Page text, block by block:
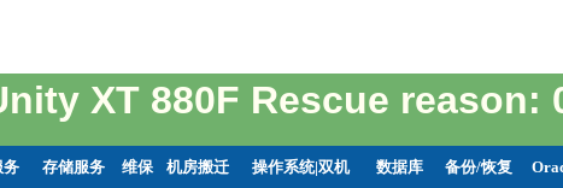
XT 880F Rescue reason:
务 存储服务 维保 机房搬迁 操作系统|双机 数据库 备份/恢复